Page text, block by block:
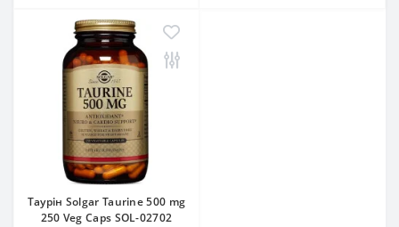
Таурін Solgar Taurine 500 mg
250 Veg Caps SOL-02702